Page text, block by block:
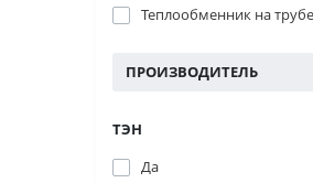
Теплообменник на трубе
ПРОИЗВОДИТЕЛЬ
ТЭН
Да